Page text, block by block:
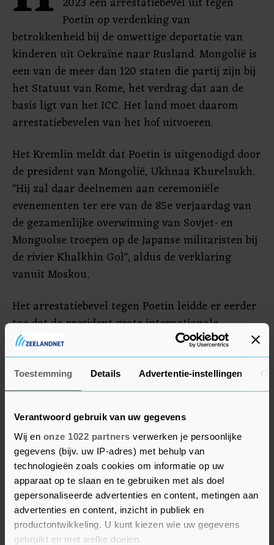
Toestemming Details Advertentie-instellingen
Verantwoord gebruik van uw gegevens
Wij en onze 1022 partners verwerken je persoonlijke
gegevens (bijv. uw IP-adres) met behulp van
technologieën zoals cookies om informatie op uw
apparaat op te slaan en te gebruiken met als doel
gepersonaliseerde advertenties en content, metingen aan
advertenties en content, inzicht in publiek en
productontwikkeling. U kunt kiezen wie uw gegevens
gebruikt en met welke doelen.
Poetin op verdenking van
betrokkenheid bij de onwettige deportatie van
kinderen uit Oekraïne naar Rusland. Mongolië is
een van de meer dan 120 staten die partij zijn bij
het Statuut van Rome, het verdrag dat aan de
basis ligt van het ICC. Het land moet daarom
arrestatiebevelen van het hof uitvoeren.
Het Kremlin meldt dat Poetin is uitgenodigd door
de president van Mongolië, Ukhnaa Khurelsukh.
"Hij zal daar deelnemen aan ceremoniële
evenementen ter ere van de 85e verjaardag van
de gezamenlijke overwinning van Sovjet- en
Mongoolse troepen op de Japanse militaristen bij
de rivier Khalkhin Gol", aldus de verklaring
vanuit Moskou.
Het arrestatiebevel tegen Poetin leidde er eerder
toe dat de president grote internationale
bijeenkomsten moest overslaan, waaronder een
top van het samenwerkingsverband BRICS in
Zuid-Afrika ruim een jaar geleden. De regering in
Zuid-Afrika hoopte op een uitzondering op de
ICC-regels, maar die kwam er niet.